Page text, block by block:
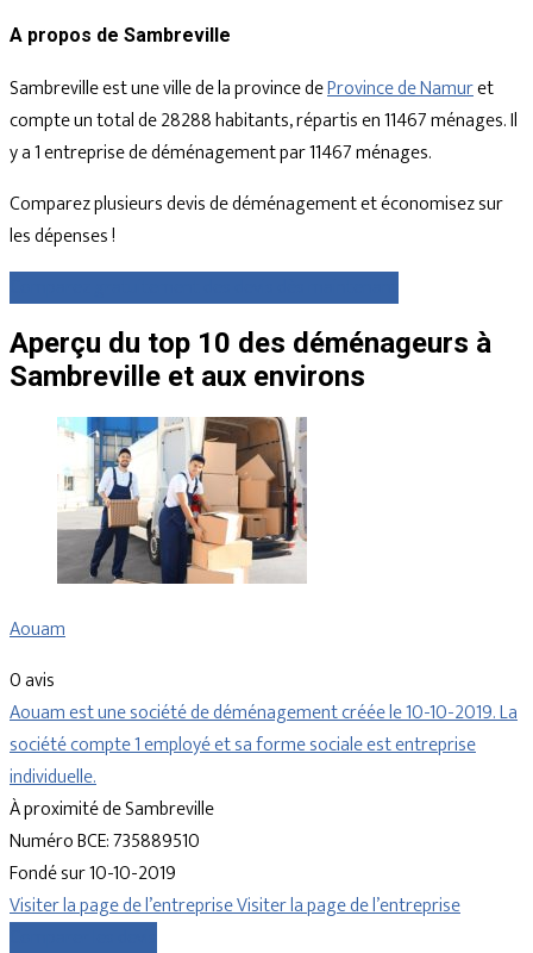
A propos de Sambreville
Sambreville est une ville de la province deProvince de Namuret
compte un total de 28288 habitants, répartis en 11467 ménages. Il
y a 1 entreprise de déménagement par 11467 ménages.
Comparez plusieurs devis de déménagement et économisez sur
les dépenses !
Aperçu du top 10 des déménageurs à
Sambreville et aux environs
Aouam
0 avis
Aouam est une société de déménagement créée le 10-10-2019. La
société compte 1 employé et sa forme sociale est entreprise
individuelle.
À proximité de Sambreville
Numéro BCE: 735889510
Fondé sur 10-10-2019
Visiter la page de l’entrepriseVisiter la page de l’entreprise